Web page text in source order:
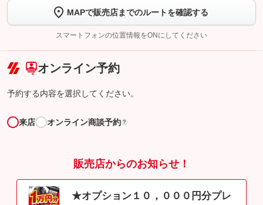
トーク画面で
ボタンをタップして問い合わせを
完了してください。
こちら
MAPで販売店までのルートを確認する
スマートフォンの位置情報をONにしてください
オンライン予約
予約する内容を選択してください。
来店 オンライン商談予約 ?
販売店からのお知らせ！
★オプション１０，０００円分プレ